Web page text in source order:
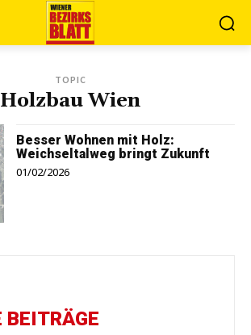
TOPIC
Holzbau Wien
Besser Wohnen mit Holz:
Weichseltalweg bringt Zukunft
01/02/2026
BEITRÄGE